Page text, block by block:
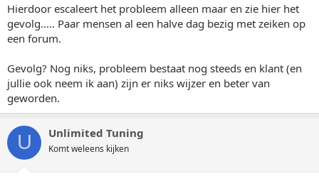
Hierdoor escaleert het probleem alleen maar en zie hier het
gevolg..... Paar mensen al een halve dag bezig met zeiken op
een forum.
Gevolg? Nog niks, probleem bestaat nog steeds en klant (en
jullie ook neem ik aan) zijn er niks wijzer en beter van
geworden.
U Unlimited Tuning
Komt weleens kijken